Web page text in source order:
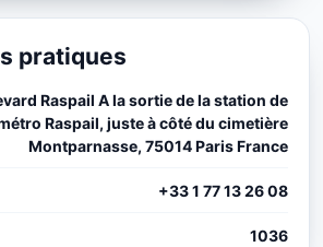
pratiques
Raspail A la sortie de la station de
Raspail, juste à côté du cimetière
Montparnasse, 75014 Paris France
+33 1 77 13 26 08
1036